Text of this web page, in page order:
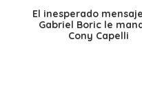
El inesperado
Gabriel Boric le
Cony Capelli